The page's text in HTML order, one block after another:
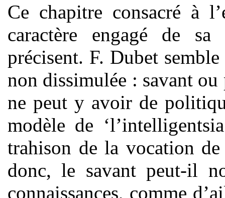
Ce chapitre consacré à
caractère engagé de
précisent. F. Dubet
non dissimulée : savant
ne peut y avoir de
modèle de
trahison de la vocation
donc, le savant peut-il
connaissances, comme